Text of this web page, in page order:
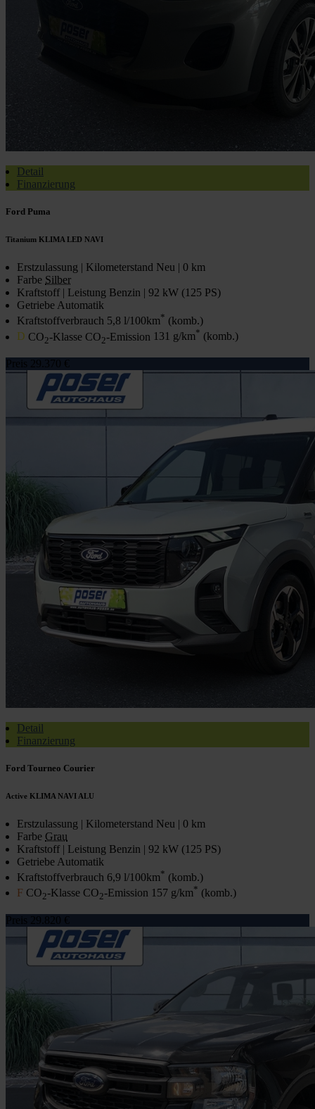
Detail
Finanzierung
Ford Puma
Titanium KLIMA LED NAVI
Erstzulassung | Kilometerstand Neu | 0 km
Farbe Silber
Kraftstoff | Leistung Benzin | 92 kW (125 PS)
Getriebe Automatik
Kraftstoffverbrauch 5,8 l/100km* (komb.)
D CO2-Klasse CO2-Emission 131 g/km* (komb.)
Preis 29.370 €
Detail
Finanzierung
Ford Tourneo Courier
Active KLIMA NAVI ALU
Erstzulassung | Kilometerstand Neu | 0 km
Farbe Grau
Kraftstoff | Leistung Benzin | 92 kW (125 PS)
Getriebe Automatik
Kraftstoffverbrauch 6,9 l/100km* (komb.)
F CO2-Klasse CO2-Emission 157 g/km* (komb.)
Preis 29.820 €